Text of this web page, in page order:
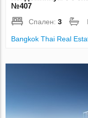
№407
Спален:3
Bangkok Thai Real